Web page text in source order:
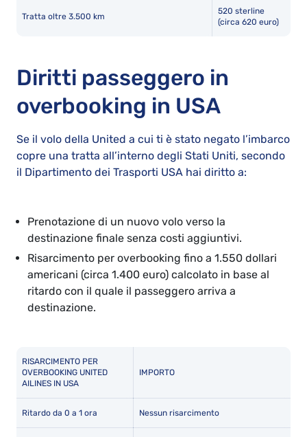
Tratta oltre 3.500 km
520 sterline
(circa 620 euro)
Diritti passeggero in
overbooking in USA
Se il volo della United a cui ti è stato negato l’imbarco
copre una tratta all’interno degli Stati Uniti, secondo
il Dipartimento dei Trasporti USA hai diritto a:
Prenotazione di un nuovo volo verso la
destinazione finale senza costi aggiuntivi.
Risarcimento per overbooking fino a 1.550 dollari
americani (circa 1.400 euro) calcolato in base al
ritardo con il quale il passeggero arriva a
destinazione.
RISARCIMENTO PER
OVERBOOKING UNITED
AILINES IN USA
IMPORTO
Ritardo da 0 a 1 ora Nessun risarcimento